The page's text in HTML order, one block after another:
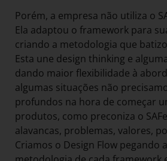
Porém, a empresa não utiliza o
Ela adaptou o framework para
criando a metodologia que
Esta une design thinking e
dando maior flexibilidade à
algumas situações não
profundos na hora de começar
produtos, como preconiza o
alavancas, problemas, valores,
Criamos o Design Flow pegando